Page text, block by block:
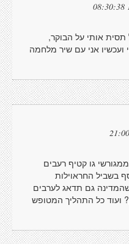
אותי על הבוקר,
ועכשיו אני עם שיר מלחמה
גו קטיף רעבים
בשביל החראוילות
גם תדאג לערבים
ועוד כל התהליך המטופש